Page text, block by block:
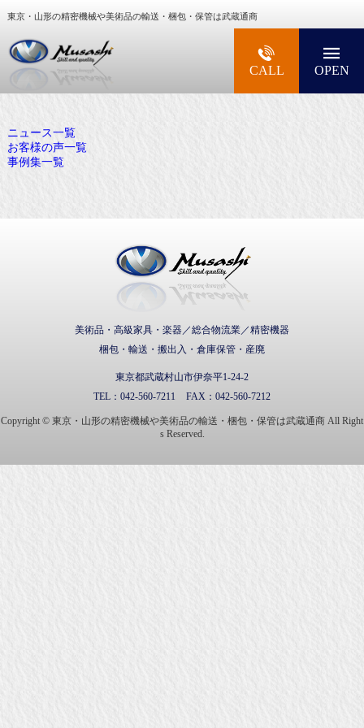
東京・山形の精密機械や美術品の輸送・梱包・保管は武蔵通商
大型精密機械・美術品・高級楽器の梱包・輸送
CALL OPEN
ニュース一覧
お客様の声一覧
事例集一覧
美術品・高級家具・楽器／総合物流業／精密機器
梱包・輸送・搬出入・倉庫保管・産廃
東京都武蔵村山市伊奈平1-24-2
TEL： 042-560-7211 FAX： 042-560-7212
Copyright © 東京・山形の精密機械や美術品の輸送・梱包・保管は武蔵通商 All Right
s Reserved.